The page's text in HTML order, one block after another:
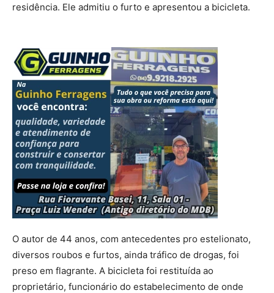
residência. Ele admitiu o furto e apresentou a bicicleta.
O autor de 44 anos, com antecedentes pro estelionato,
diversos roubos e furtos, ainda tráfico de drogas, foi
preso em flagrante. A bicicleta foi restituída ao
proprietário, funcionário do estabelecimento de onde